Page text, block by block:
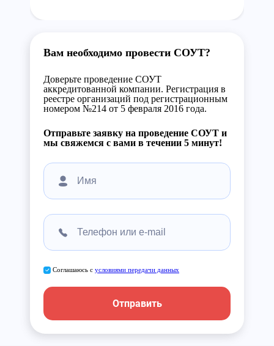
Вам необходимо провести СОУТ?
Доверьте проведение СОУТ
аккредитованной компании. Регистрация в
реестре организаций под регистрационным
номером №214 от 5 февраля 2016 года.
Отправьте заявку на проведение СОУТ и
мы свяжемся с вами в течении 5 минут!
Соглашаюсь с условиями передачи данных
Отправить